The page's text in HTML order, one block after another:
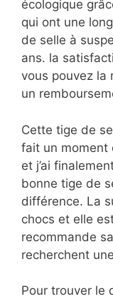
écologique
qui ont une
de selle à
ans. la
vous pouvez la
un
Cette tige de
fait un moment
et j’ai
bonne tige de
différence. La
chocs et elle
recommande
recherchent
Pour trouver le